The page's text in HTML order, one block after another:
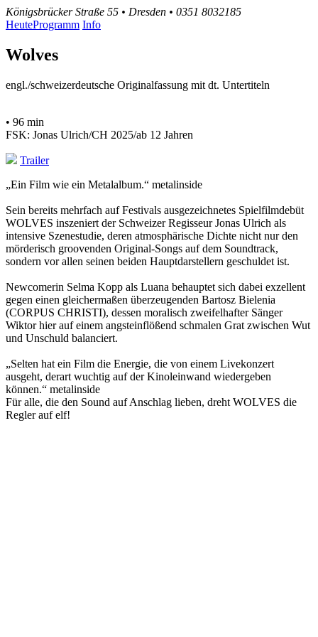
Königsbrücker Straße 55 • Dresden • 0351 8032185
HeuteProgramm Info
Wolves
engl./schweizerdeutsche Originalfassung mit dt. Untertiteln
• 96 min
FSK: Jonas Ulrich/CH 2025/ab 12 Jahren
Trailer
„Ein Film wie ein Metalalbum.“ metalinside
Sein bereits mehrfach auf Festivals ausgezeichnetes Spielfilmdebüt
WOLVES inszeniert der Schweizer Regisseur Jonas Ulrich als
intensive Szenestudie, deren atmosphärische Dichte nicht nur den
mörderisch groovenden Original-Songs auf dem Soundtrack,
sondern vor allen seinen beiden Hauptdarstellern geschuldet ist.
Newcomerin Selma Kopp als Luana behauptet sich dabei exzellent
gegen einen gleichermaßen überzeugenden Bartosz Bielenia
(CORPUS CHRISTI), dessen moralisch zweifelhafter Sänger
Wiktor hier auf einem angsteinflößend schmalen Grat zwischen Wut
und Unschuld balanciert.
„Selten hat ein Film die Energie, die von einem Livekonzert
ausgeht, derart wuchtig auf der Kinoleinwand wiedergeben
können.“ metalinside
Für alle, die den Sound auf Anschlag lieben, dreht WOLVES die
Regler auf elf!